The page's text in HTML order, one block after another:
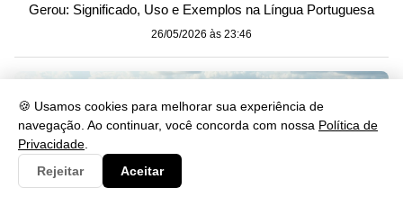
🍪 Usamos cookies para melhorar sua experiência de
navegação. Ao continuar, você concorda com nossa Política de
Privacidade
Rejeitar
Aceitar
Gerou: Significado, Uso e Exemplos na Língua Portuguesa
26/05/2026 às 23:46